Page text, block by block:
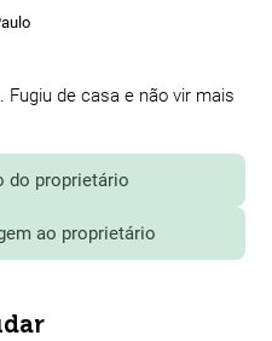
Fugiu de casa e não vir mais
do proprietário
ao proprietário